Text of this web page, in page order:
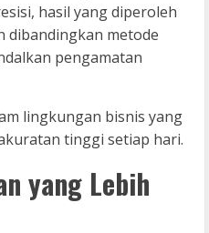
hasil yang diperoleh
dibandingkan metode
pengamatan
lingkungan bisnis yang
tinggi setiap hari.
yang Lebih